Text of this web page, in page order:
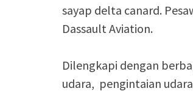
sayap delta canard.
Dassault Aviation.
Dilengkapi dengan
udara, pengintaian